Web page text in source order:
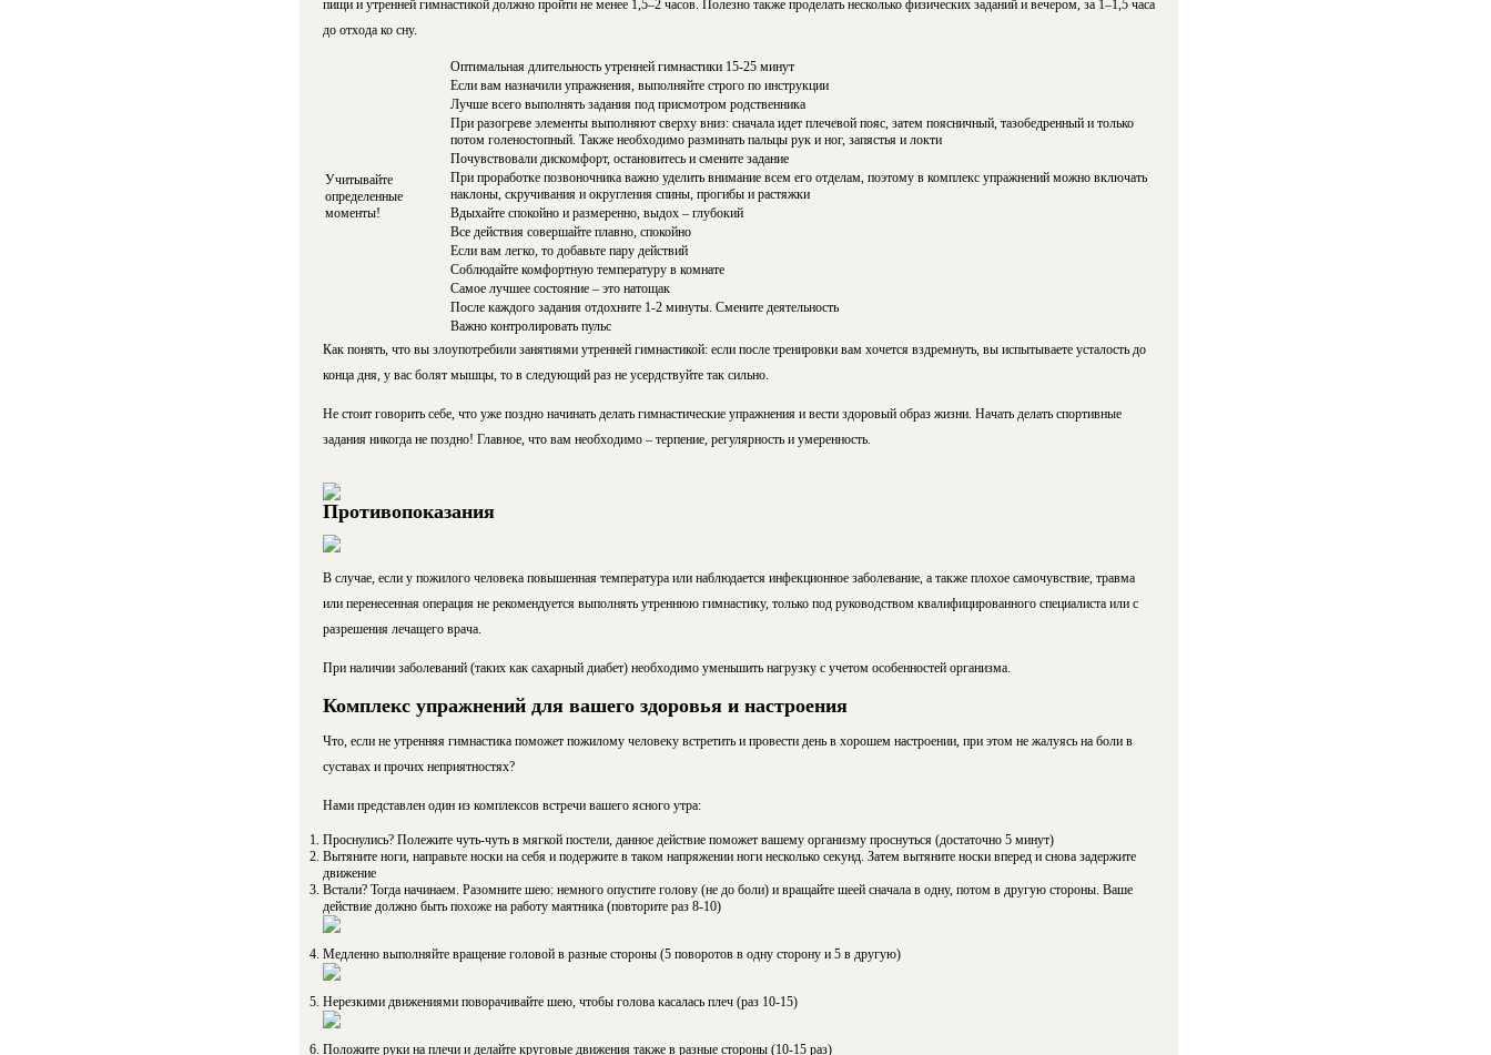
пищи и утренней гимнастикой должно пройти не менее 1,5–2 часов. Полезно также проделать несколько физических заданий и вечером, за 1–1,5 часа
до отхода ко сну.
Учитывайте
определенные
моменты!
Оптимальная длительность утренней гимнастики 15-25 минут
Если вам назначили упражнения, выполняйте строго по инструкции
Лучше всего выполнять задания под присмотром родственника
При разогреве элементы выполняют сверху вниз: сначала идет плечевой пояс, затем поясничный, тазобедренный и только
потом голеностопный. Также необходимо разминать пальцы рук и ног, запястья и локти
Почувствовали дискомфорт, остановитесь и смените задание
При проработке позвоночника важно уделить внимание всем его отделам, поэтому в комплекс упражнений можно включать
наклоны, скручивания и округления спины, прогибы и растяжки
Вдыхайте спокойно и размеренно, выдох – глубокий
Все действия совершайте плавно, спокойно
Если вам легко, то добавьте пару действий
Соблюдайте комфортную температуру в комнате
Самое лучшее состояние – это натощак
После каждого задания отдохните 1-2 минуты. Смените деятельность
Важно контролировать пульс
Как понять, что вы злоупотребили занятиями утренней гимнастикой: если после тренировки вам хочется вздремнуть, вы испытываете усталость до
конца дня, у вас болят мышцы, то в следующий раз не усердствуйте так сильно.
Не стоит говорить себе, что уже поздно начинать делать гимнастические упражнения и вести здоровый образ жизни. Начать делать спортивные
задания никогда не поздно! Главное, что вам необходимо – терпение, регулярность и умеренность.
Противопоказания
В случае, если у пожилого человека повышенная температура или наблюдается инфекционное заболевание, а также плохое самочувствие, травма
или перенесенная операция не рекомендуется выполнять утреннюю гимнастику, только под руководством квалифицированного специалиста или с
разрешения лечащего врача.
При наличии заболеваний (таких как сахарный диабет) необходимо уменьшить нагрузку с учетом особенностей организма.
Комплекс упражнений для вашего здоровья и настроения
Что, если не утренняя гимнастика поможет пожилому человеку встретить и провести день в хорошем настроении, при этом не жалуясь на боли в
суставах и прочих неприятностях?
Нами представлен один из комплексов встречи вашего ясного утра:
Проснулись? Полежите чуть-чуть в мягкой постели, данное действие поможет вашему организму проснуться (достаточно 5 минут)
Вытяните ноги, направьте носки на себя и подержите в таком напряжении ноги несколько секунд. Затем вытяните носки вперед и снова задержите
движение
Встали? Тогда начинаем. Разомните шею: немного опустите голову (не до боли) и вращайте шеей сначала в одну, потом в другую стороны. Ваше
действие должно быть похоже на работу маятника (повторите раз 8-10)
Медленно выполняйте вращение головой в разные стороны (5 поворотов в одну сторону и 5 в другую)
Нерезкими движениями поворачивайте шею, чтобы голова касалась плеч (раз 10-15)
Положите руки на плечи и делайте круговые движения также в разные стороны (10-15 раз)